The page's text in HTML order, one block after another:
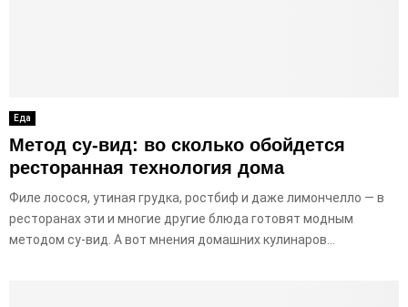
Еда
Метод су-вид: во сколько обойдется
ресторанная технология дома
Филе лосося, утиная грудка, ростбиф и даже лимончелло — в
ресторанах эти и многие другие блюда готовят модным
методом су-вид. А вот мнения домашних кулинаров...